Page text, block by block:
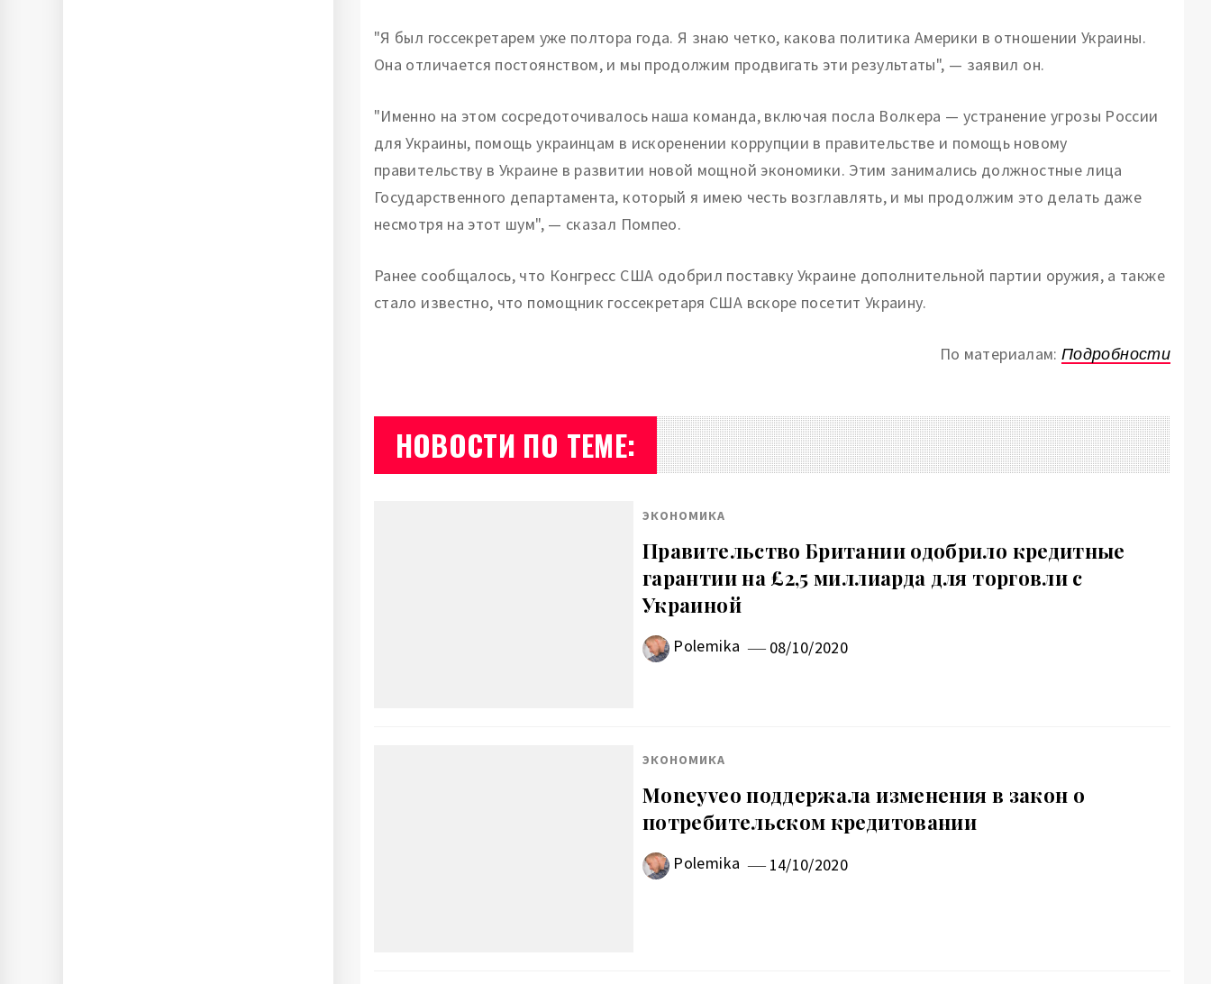
"Я был госсекретарем уже полтора года. Я знаю четко, какова политика Америки в отношении Украины.
Она отличается постоянством, и мы продолжим продвигать эти результаты", — заявил он.
"Именно на этом сосредоточивалось наша команда, включая посла Волкера — устранение угрозы России
для Украины, помощь украинцам в искоренении коррупции в правительстве и помощь новому
правительству в Украине в развитии новой мощной экономики. Этим занимались должностные лица
Государственного департамента, который я имею честь возглавлять, и мы продолжим это делать даже
несмотря на этот шум", — сказал Помпео.
Ранее сообщалось, что Конгресс США одобрил поставку Украине дополнительной партии оружия, а также
стало известно, что помощник госсекретаря США вскоре посетит Украину.
По материалам:Подробности
НОВОСТИ ПО ТЕМЕ:
ЭКОНОМИКА
Правительство Британии одобрило кредитные
гарантии на £2,5 миллиарда для торговли с
Украиной
Polemika 08/10/2020
ЭКОНОМИКА
Moneyveo поддержала изменения в закон о
потребительском кредитовании
Polemika 14/10/2020